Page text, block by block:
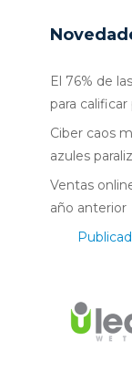
El 76% de
para
Ciber caos
azules
Ventas
año anterior